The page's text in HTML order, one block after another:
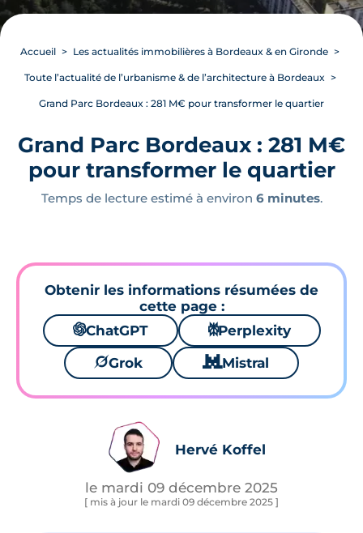
Accueil Les actualités immobilières à Bordeaux & en Gironde
Toute l’actualité de l’urbanisme & de l’architecture à Bordeaux
Grand Parc Bordeaux : 281 M€ pour transformer le quartier
Grand Parc Bordeaux : 281 M€
pour transformer le quartier
Temps de lecture estimé à environ 6 minutes.
Obtenir les informations résumées de
cette page :
🌌ChatGPT ⚙Perplexity
🪐Grok 🐱 Mistral
Hervé Koffel
le mardi 09 décembre 2025
[ mis à jour le mardi 09 décembre 2025 ]